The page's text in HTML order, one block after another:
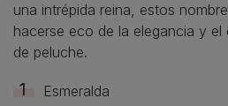
una intrépida reina, estos
hacerse eco de la elegancia y el
de peluche.
Esmeralda